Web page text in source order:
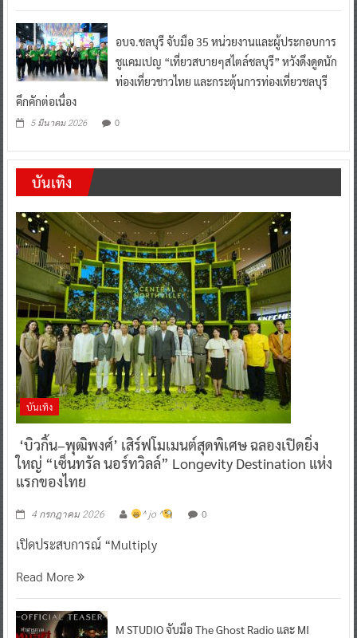
อบจ.ชลบุรี จับมือ 35 หน่วยงานและผู้ประกอบการ
ชูแคมเปญ “เที่ยวสบายๆสไตล์ชลบุรี” หวังดึงดูดนัก
ท่องเที่ยวชาวไทย และกระตุ้นการท่องเที่ยวชลบุรี
คึกคักต่อเนื่อง
5 มีนาคม 2026 0
บันเทิง
บันเทิง
‘บิวกิ้น–พุฒิพงศ์’ เสิร์ฟโมเมนต์สุดพิเศษ ฉลองเปิดยิ่ง
ใหญ่ “เซ็นทรัล นอร์ทวิลล์” Longevity Destination แห่ง
แรกของไทย
4 กรกฎาคม 2026 ^ jo ^ 0
เปิดประสบการณ์ “Multiply
Read More
M STUDIO จับมือ The Ghost Radio และ MI